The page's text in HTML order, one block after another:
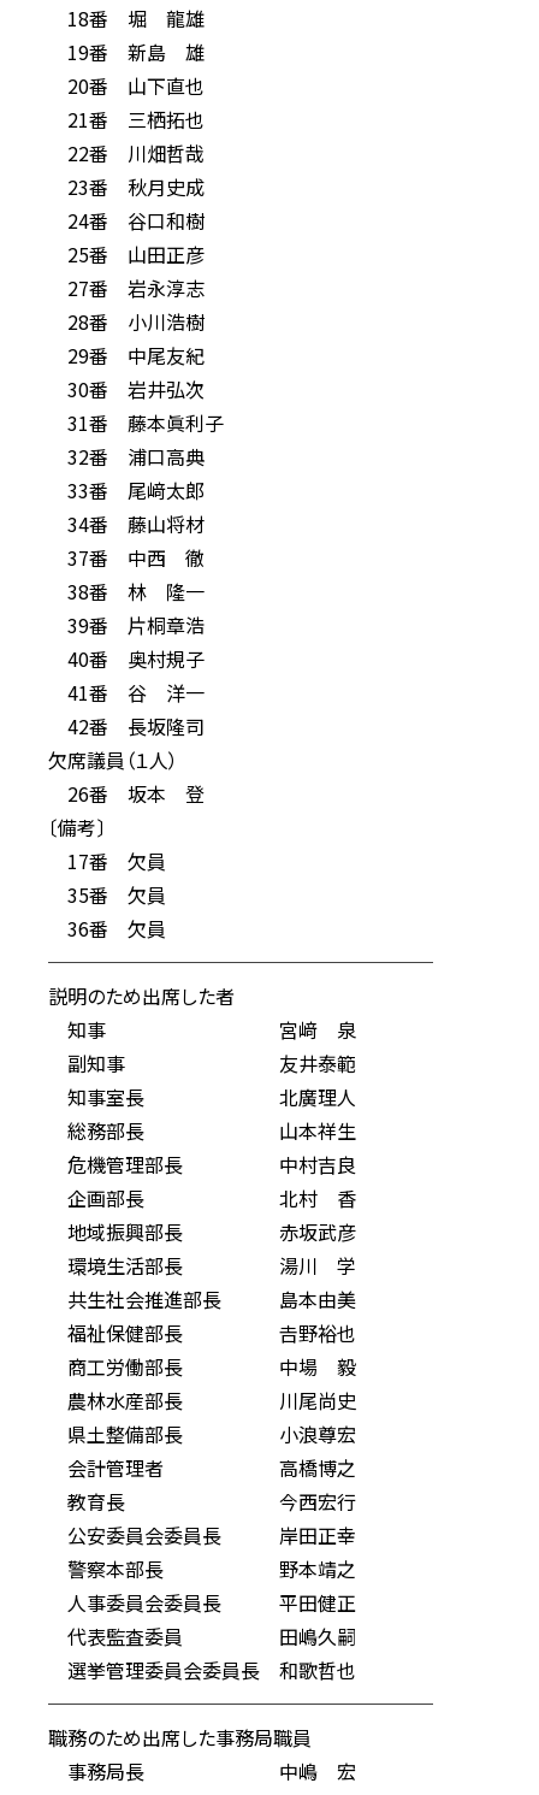
18番 堀 龍雄
19番 新島 雄
20番 山下直也
21番 三栖拓也
22番 川畑哲哉
23番 秋月史成
24番 谷口和樹
25番 山田正彦
27番 岩永淳志
28番 小川浩樹
29番 中尾友紀
30番 岩井弘次
31番 藤本眞利子
32番 浦口高典
33番 尾﨑太郎
34番 藤山将材
37番 中西 徹
38番 林 隆一
39番 片桐章浩
40番 奥村規子
41番 谷 洋一
42番 長坂隆司
欠席議員（１人）
26番 坂本 登
〔備考〕
17番 欠員
35番 欠員
36番 欠員
────────────────────
説明のため出席した者
知事 宮﨑 泉
副知事 友井泰範
知事室長 北廣理人
総務部長 山本祥生
危機管理部長 中村吉良
企画部長 北村 香
地域振興部長 赤坂武彦
環境生活部長 湯川 学
共生社会推進部長 島本由美
福祉保健部長 𠮷野裕也
商工労働部長 中場 毅
農林水産部長 川尾尚史
県土整備部長 小浪尊宏
会計管理者 高橋博之
教育長 今西宏行
公安委員会委員長 岸田正幸
警察本部長 野本靖之
人事委員会委員長 平田健正
代表監査委員 田嶋久嗣
選挙管理委員会委員長 和歌哲也
────────────────────
職務のため出席した事務局職員
事務局長 中嶋 宏